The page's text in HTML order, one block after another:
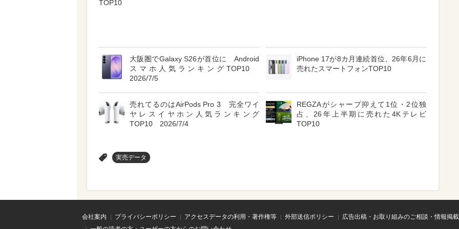
TOP10
大阪圏でGalaxy S26が首位に Android
スマホ人気ランキングTOP10
2026/7/5
iPhone 17が8カ月連続首位、26年6月に
売れたスマートフォンTOP10
売れてるのはAirPods Pro 3 完全ワイ
ヤレスイヤホン人気ランキング
TOP10 2026/7/4
REGZAがシャープ抑えて1位・2位独
占、26年上半期に売れた4Kテレビ
TOP10
実売データ
会社案内 プライバシーポリシー アクセスデータの利用・著作権等 外部送信ポリシー
広告出稿・お取り組みのご相談・情報掲